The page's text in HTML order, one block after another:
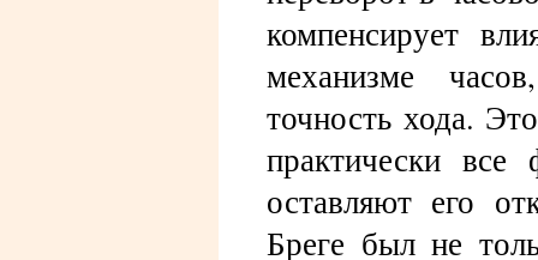
компенсирует
механизме
точность хода.
практически
оставляют его
Бреге был не